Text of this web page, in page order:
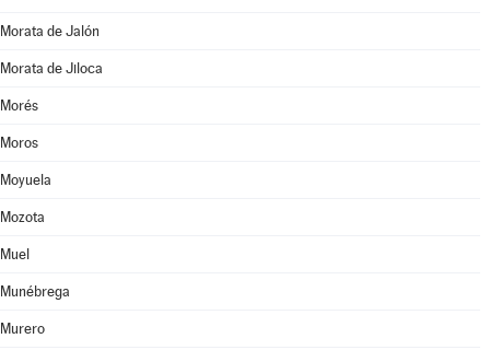
Morata de Jalón
Morata de Jiloca
Morés
Moros
Moyuela
Mozota
Muel
Munébrega
Murero